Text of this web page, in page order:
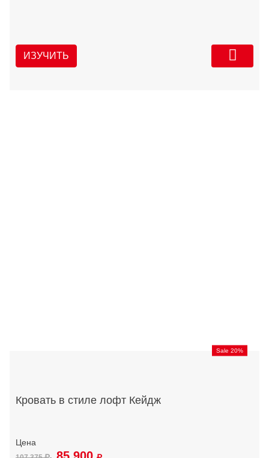
ИЗУЧИТЬ
Sale 20%
Кровать в стиле лофт Кейдж